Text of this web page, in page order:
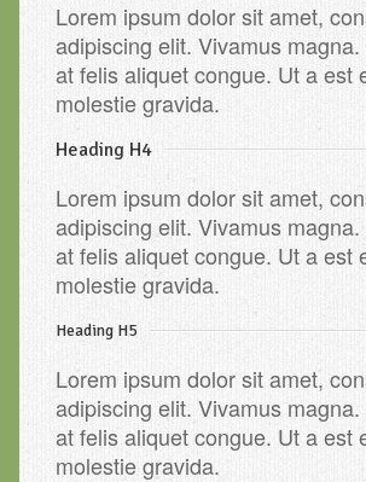
Lorem ipsum dolor sit amet,
adipiscing elit. Vivamus
at felis aliquet congue. Ut a est
molestie gravida.
Heading H4
Lorem ipsum dolor sit amet,
adipiscing elit. Vivamus
at felis aliquet congue. Ut a est
molestie gravida.
Heading H5
Lorem ipsum dolor sit amet,
adipiscing elit. Vivamus
at felis aliquet congue. Ut a est
molestie gravida.